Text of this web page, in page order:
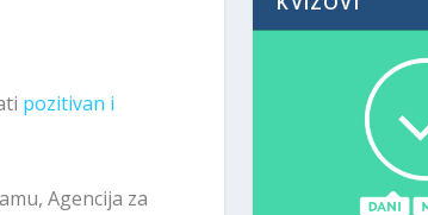
pozitivan i
Agencija za